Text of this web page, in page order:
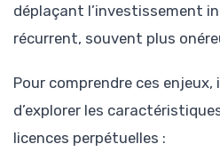
déplaçant l’investissement
récurrent, souvent plus
Pour comprendre ces
d’explorer les
licences perpétuelles :